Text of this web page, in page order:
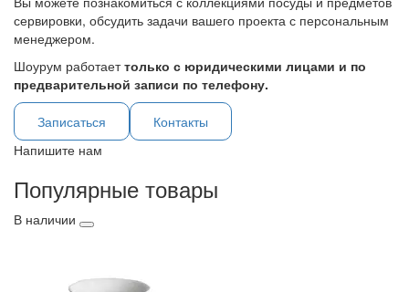
сервировки, обсудить задачи вашего проекта с персональным
менеджером.
Шоурум работаеттолько с юридическими лицами и по
предварительной записи по телефону.
Записаться
Контакты
Напишите нам
Популярные товары
В наличии